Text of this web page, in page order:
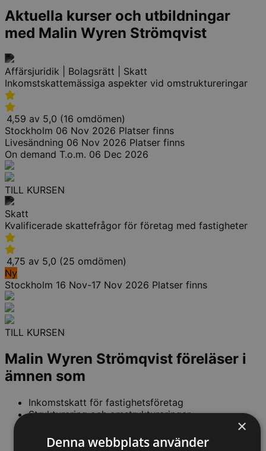
Aktuella kurser och utbildningar
med Malin Wyren Strömqvist
Affärsjuridik | Bolagsrätt | Skatt
Inkomstskattemässiga aspekter vid omstruktureringar
4,59 av 5,0 (16 omdömen)
Stockholm 06 Nov 2026 Platser finns
Livesändning 06 Nov 2026 Platser finns
On demand T.o.m. 06 Dec 2026
TILL KURSEN
Skatt
Kvalificerade skattefrågor för företag med fastigheter
4,75 av 5,0 (25 omdömen)
Ny
Stockholm 16 Nov-17 Nov 2026 Platser finns
TILL KURSEN
Malin Wyren Strömqvist föreläser i
ämnen som
Inkomstskatt för fastighetsföretag
Strukturering och omstruktureringar
Klassificering och kostnadsföring i
×
Denna webbplats använder